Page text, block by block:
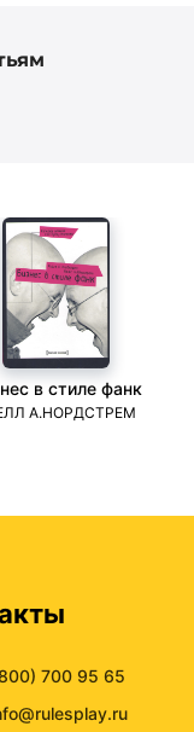
в стиле фанк
А.НОРДСТРЕМ
700 95 65